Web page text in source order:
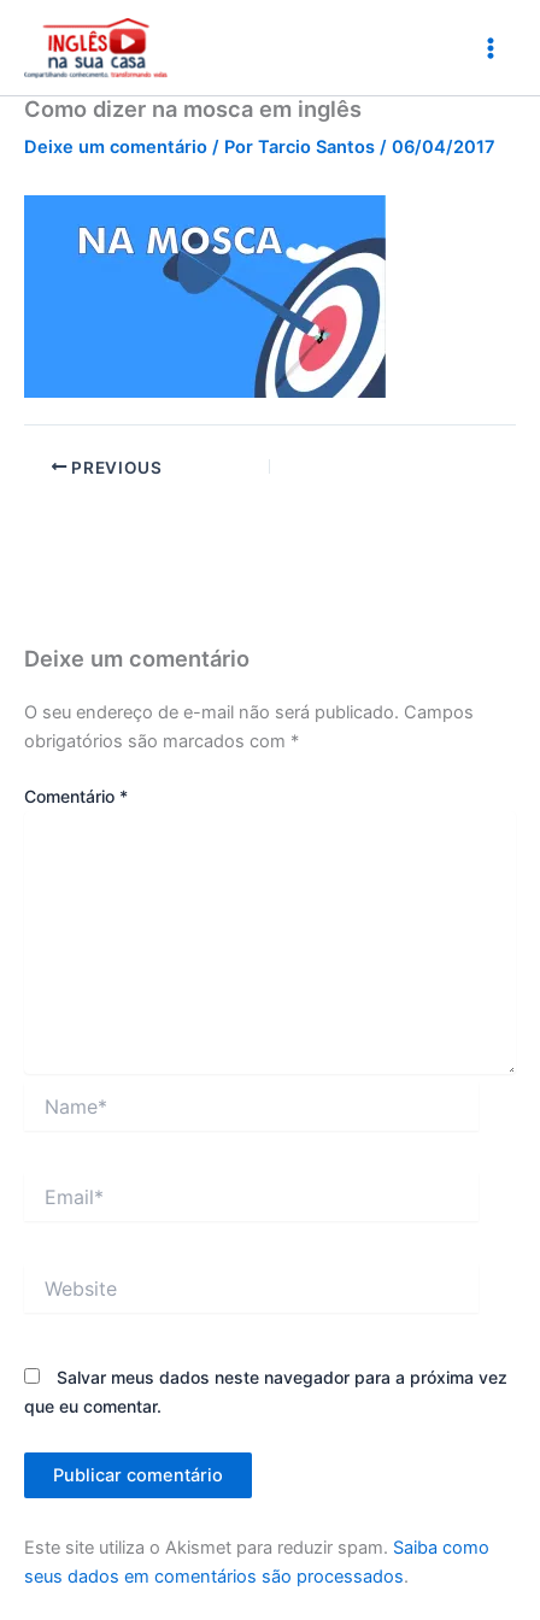
conteúdo
Como dizer na mosca em inglês
Deixe um comentário / Por Tarcio Santos / 06/04/2017
PREVIOUS
Deixe um comentário
O seu endereço de e-mail não será publicado. Campos
obrigatórios são marcados com *
Comentário *
Salvar meus dados neste navegador para a próxima vez
que eu comentar.
Este site utiliza o Akismet para reduzir spam. Saiba como
seus dados em comentários são processados.